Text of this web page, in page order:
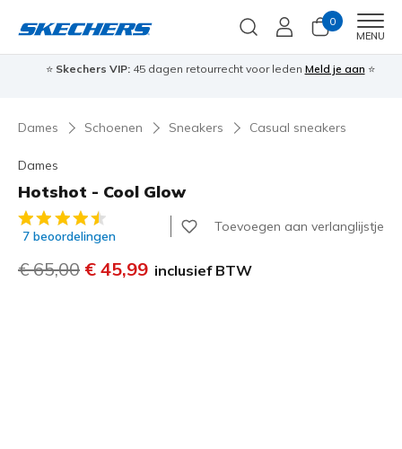
0
MENU
Skechers VIP:45 dagen retourrecht voor ledenMeld je aan⭐
Dames Schoenen Sneakers Casual sneakers
Dames
Hotshot - Cool Glow
3,9 van de 5 klantbeoordelingen
7 beoordelingen
Toevoegen aan verlanglijstje
Prijs verlaagd van
€ 65,00 naar
€ 45,99 inclusief BTW